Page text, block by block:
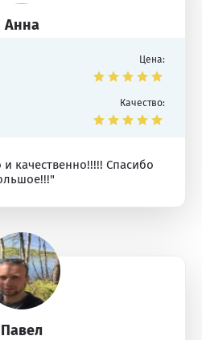
Анна
Цена:
Качество:
качественно!!!!! Спасибо
Павел